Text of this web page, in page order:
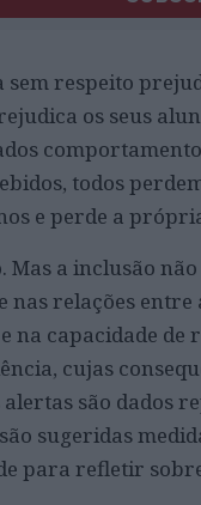
respeito
os seus
todos
e perde a
a inclusão
relações
na capacidade
cujas
são dados
sugeridas
para refletir